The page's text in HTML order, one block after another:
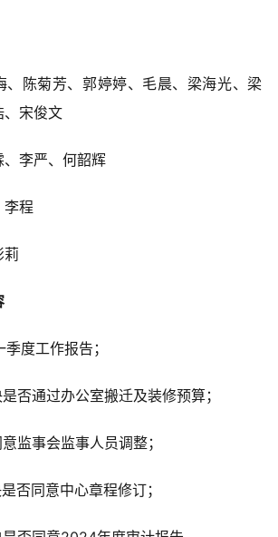
、陈菊芳、郭婷婷、毛晨、梁海光、梁
、宋俊文
、李严、何韶辉
李程
莉
度工作报告；
否通过办公室搬迁及装修预算；
监事会监事人员调整；
否同意中心章程修订；